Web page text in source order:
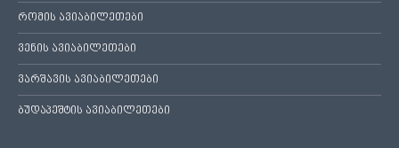
რომის ავიაბილეთები
ვენის ავიაბილეთები
ვარშავის ავიაბილეთები
ბუდაპეშტის ავიაბილეთები